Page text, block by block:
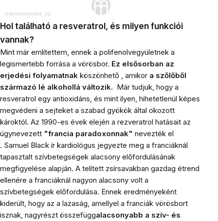
Hol található a resveratrol, és milyen funkciói
vannak?
Mint már említettem, ennek a polifenolvegyületnek a
legismertebb forrása a vörösbor. Ez elsősorban az
erjedési folyamatnak köszönhető , amikor a szőlőből
származó lé alkohollá változik. Már tudjuk, hogy a
resveratrol egy antioxidáns, és mint ilyen, hihetetlenül képes
megvédeni a sejteket a szabad gyökök által okozott
károktól. Az 1990-es évek elején a rezveratrol hatásait az
úgynevezett "francia paradoxonnak" nevezték el
. Samuel Black ír kardiológus jegyezte meg a franciáknál
tapasztalt szívbetegségek alacsony előfordulásának
megfigyelése alapján. A telített zsírsavakban gazdag étrend
ellenére a franciáknál nagyon alacsony volt a
szívbetegségek előfordulása. Ennek eredményeként
kiderült, hogy az a lazaság, amellyel a franciák vörösbort
isznak, nagyrészt összefüggalacsonyabb a szív- és